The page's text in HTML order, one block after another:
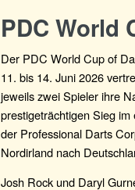
PDC World
Der PDC World Cup of
11. bis 14. Juni 2026
jeweils zwei Spieler ihre
prestigeträchtigen Sieg
der Professional Darts
Nordirland nach
Josh Rock und Daryl